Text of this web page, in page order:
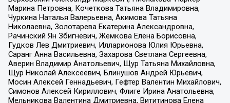
Марина Петровна, Кочеткова Татьяна Владимировна,
Чуркина Наталья Валерьевна, Акимова Татьяна
Николаевна, Золотарева Екатерина Александровна,
Рачинский Ян Збигневич, Жемкова Елена Борисовна,
Гудков Лев Дмитриевич, Илларионова Юлия Юрьевна,
Саранг Анна Васильевна, Захарова Светлана Сергеевна,
Аверин Владимир Анатольевич, Щур Татьяна Михайловна,
Щур Николай Алексеевич, Блинушов Андрей Юрьевич,
Мосин Алексей Геннадьевич, Гефтер Валентин Михайлович,
Симонов Алексей Кириллович, Флиге Ирина Анатольевна,
Мельникова Валентина Дмитриевна, Вититинова Елена